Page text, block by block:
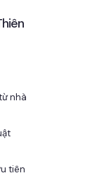
nhà
tiên